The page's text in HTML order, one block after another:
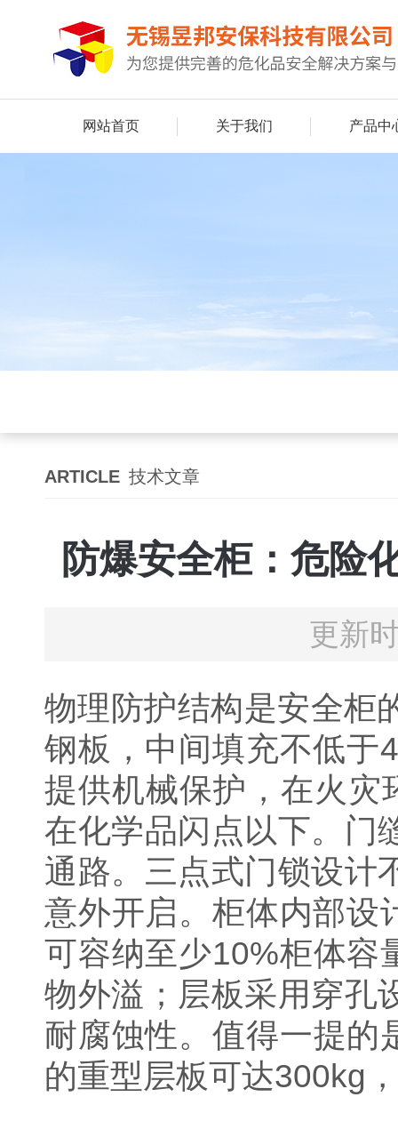
网站首页 关于我们 产品中
ARTICLE 技术文章
防爆安全柜：危险
更新
物理防护结构是安全柜
钢板，中间填充不低于
提供机械保护，在火灾
在化学品闪点以下。门
通路。三点式门锁设计
意外开启。柜体内部设
可容纳至少10%柜体容
物外溢；层板采用穿孔
耐腐蚀性。值得一提的
的重型层板可达300kg